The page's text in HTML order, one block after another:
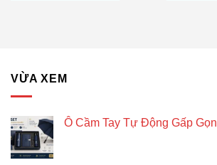
VỪA XEM
Ô Cầm Tay Tự Động Gấp Gọn